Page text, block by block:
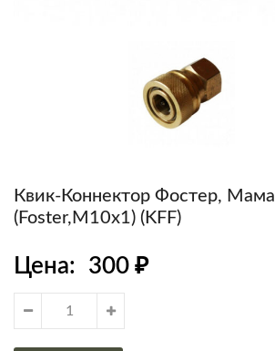
Квик-Коннектор Фостер, Мама
(Foster,М10х1) (KFF)
Цена: 300 ₽